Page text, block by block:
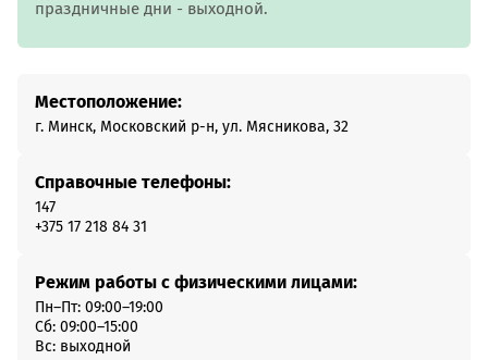
праздничные дни - выходной.
Местоположение:
г. Минск, Московский р-н, ул. Мясникова, 32
Справочные телефоны:
147
+375 17 218 84 31
Режим работы с физическими лицами:
Пн–Пт: 09:00–19:00
Сб: 09:00–15:00
Вс: выходной